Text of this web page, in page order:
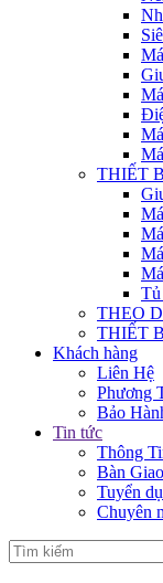
THIẾT
Tủ
THEO
THIẾT
Khách hàng
Liên Hệ
Phương
Bảo
Tin tức
Thông
Bàn
Tuyển
Chuyên